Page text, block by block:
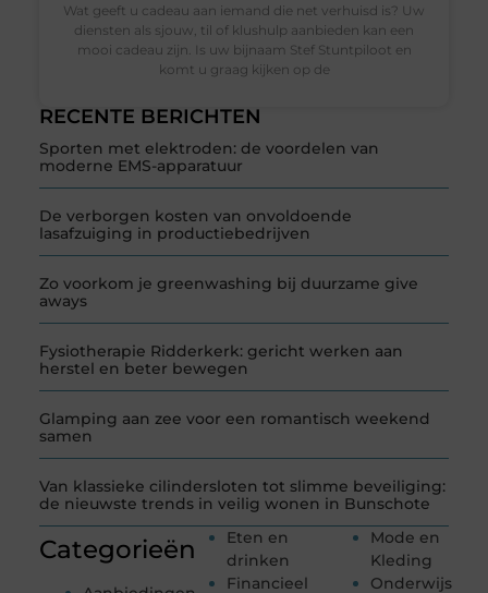
RECENTE BERICHTEN
Sporten met elektroden: de voordelen van
moderne EMS-apparatuur
De verborgen kosten van onvoldoende
lasafzuiging in productiebedrijven
Zo voorkom je greenwashing bij duurzame give
aways
Fysiotherapie Ridderkerk: gericht werken aan
herstel en beter bewegen
Glamping aan zee voor een romantisch weekend
samen
Van klassieke cilindersloten tot slimme beveiliging:
de nieuwste trends in veilig wonen in Bunschote
Categorieën
Eten en
drinken
Financieel
Mode en
Kleding
Onderwijs
Wat geeft u cadeau aan iemand die net verhuisd is? Uw
diensten als sjouw, til of klushulp aanbieden kan een
mooi cadeau zijn. Is uw bijnaam Stef Stuntpiloot en
komt u graag kijken op de